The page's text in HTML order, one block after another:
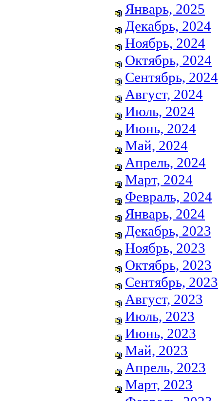
Январь, 2025
Декабрь, 2024
Ноябрь, 2024
Октябрь, 2024
Сентябрь, 2024
Август, 2024
Июль, 2024
Июнь, 2024
Май, 2024
Апрель, 2024
Март, 2024
Февраль, 2024
Январь, 2024
Декабрь, 2023
Ноябрь, 2023
Октябрь, 2023
Сентябрь, 2023
Август, 2023
Июль, 2023
Июнь, 2023
Май, 2023
Апрель, 2023
Март, 2023